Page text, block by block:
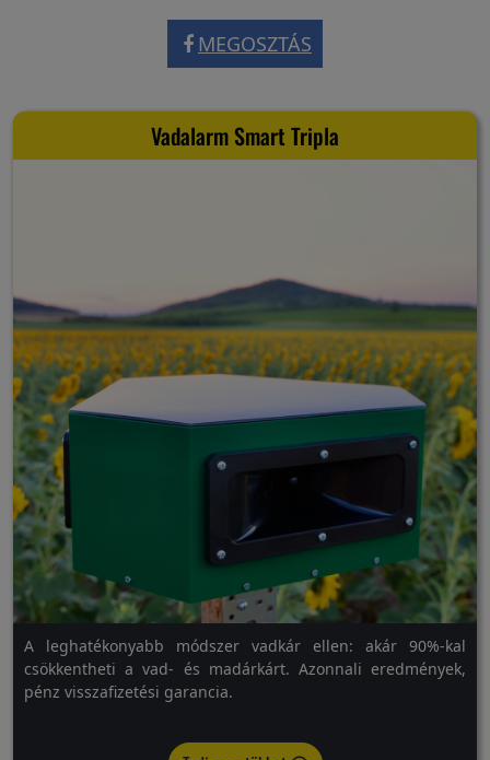
MEGOSZTÁS
Vadalarm Smart Tripla
A leghatékonyabb módszer vadkár ellen: akár 90%-kal
csökkentheti a vad- és madárkárt. Azonnali eredmények,
pénz visszafizetési garancia.